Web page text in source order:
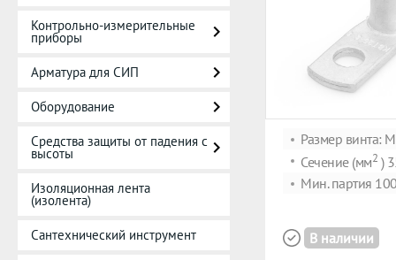
Контрольно-измерительные
приборы
Арматура для СИП
Оборудование
Средства защиты от падения с
высоты
Изоляционная лента
(изолента)
Сантехнический инструмент
Размер винта:
Сечение (мм2 )
Мин. партия
В наличии